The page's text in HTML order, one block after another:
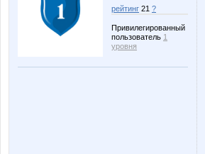
рейтинг 21 ?
Привилегированный
пользователь 1
уровня